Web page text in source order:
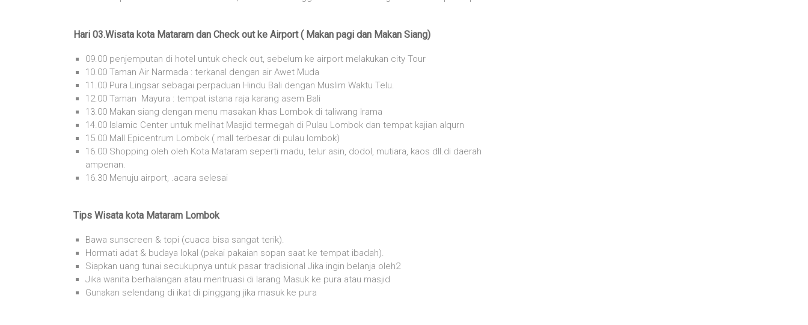
Hari 03.Wisata kota Mataram dan Check out ke Airport ( Makan pagi dan Makan Siang)
09.00 penjemputan di hotel untuk check out, sebelum ke airport melakukan city Tour
10.00 Taman Air Narmada : terkanal dengan air Awet Muda
11.00 Pura Lingsar sebagai perpaduan Hindu Bali dengan Muslim Waktu Telu.
12.00 Taman Mayura : tempat istana raja karang asem Bali
13.00 Makan siang dengan menu masakan khas Lombok di taliwang Irama
14.00 Islamic Center untuk melihat Masjid termegah di Pulau Lombok dan tempat kajian alqurn
15.00 Mall Epicentrum Lombok ( mall terbesar di pulau lombok)
16.00 Shopping oleh oleh Kota Mataram seperti madu, telur asin, dodol, mutiara, kaos dll.di daerah
ampenan.
16.30 Menuju airport, .acara selesai
Tips Wisata kota Mataram Lombok
Bawa sunscreen & topi (cuaca bisa sangat terik).
Hormati adat & budaya lokal (pakai pakaian sopan saat ke tempat ibadah).
Siapkan uang tunai secukupnya untuk pasar tradisional Jika ingin belanja oleh2
Jika wanita berhalangan atau mentruasi di larang Masuk ke pura atau masjid
Gunakan selendang di ikat di pinggang jika masuk ke pura